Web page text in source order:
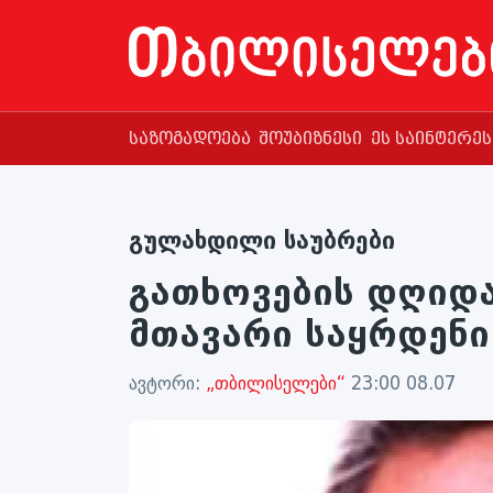
საზოგადოება შოუბიზნესი ეს
გულახდილი საუბრები
გათხოვების
მთავარი
ავტორი: „თბილისელები“ 23:00 08.07